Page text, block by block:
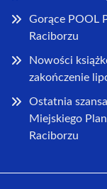
Gorące POOL
Raciborzu
Nowości
zakończenie
Ostatnia
Miejskiego
Raciborzu